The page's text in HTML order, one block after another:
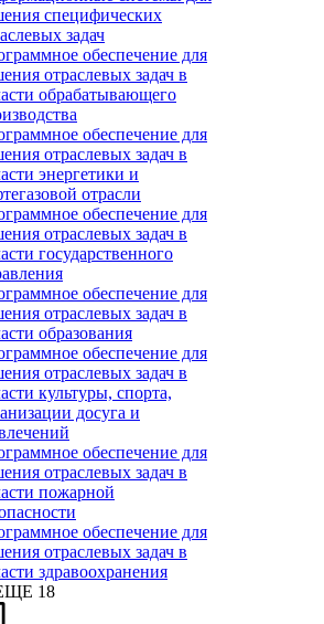
специфических
задач
обеспечение для
отраслевых задач в
обрабатывающего
обеспечение для
отраслевых задач в
энергетики и
отрасли
обеспечение для
отраслевых задач в
государственного
обеспечение для
отраслевых задач в
образования
обеспечение для
отраслевых задач в
культуры, спорта,
досуга и
обеспечение для
отраслевых задач в
пожарной
обеспечение для
отраслевых задач в
здравоохранения
18